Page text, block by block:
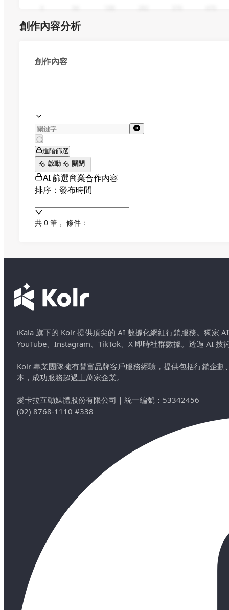
創作內容分析
創作內容
進階篩選
啟動
關閉
AI 篩選商業合作內容
排序：發布時間
共 0 筆 ， 條件：
iKala 旗下的 Kolr 提供頂尖的 AI 數據化網紅行銷服務。獨家
YouTube、Instagram、TikTok、X 即時社群數據。透過 AI
Kolr 專業團隊擁有豐富品牌客戶服務經驗，提供包括行銷企
本，成功服務超過上萬家企業。
愛卡拉互動媒體股份有限公司 ｜ 統一編號：53342456
(02) 8768-1110 #338